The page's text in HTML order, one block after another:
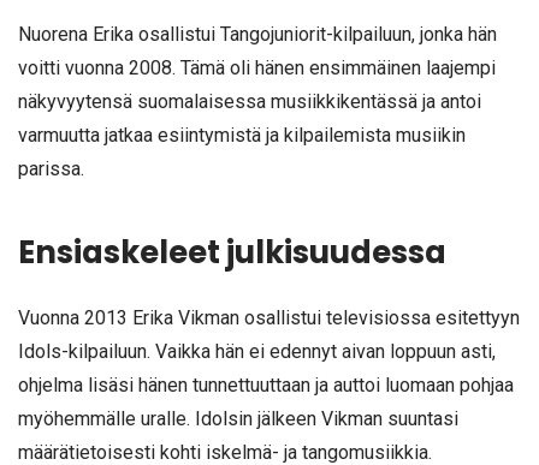
Nuorena Erika osallistui Tangojuniorit-kilpailuun, jonka hän
voitti vuonna 2008. Tämä oli hänen ensimmäinen laajempi
näkyvyytensä suomalaisessa musiikkikentässä ja antoi
varmuutta jatkaa esiintymistä ja kilpailemista musiikin
parissa.
Ensiaskeleet julkisuudessa
Vuonna 2013 Erika Vikman osallistui televisiossa esitettyyn
Idols-kilpailuun. Vaikka hän ei edennyt aivan loppuun asti,
ohjelma lisäsi hänen tunnettuuttaan ja auttoi luomaan pohjaa
myöhemmälle uralle. Idolsin jälkeen Vikman suuntasi
määrätietoisesti kohti iskelmä- ja tangomusiikkia.